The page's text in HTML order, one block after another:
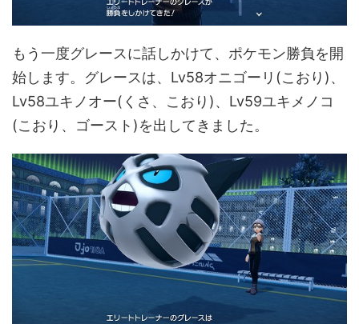
もう一度グレースに話しかけて、ポケモン勝負を開
始します。グレースは、Lv58オニゴーリ(こおり)、
Lv58ユキノオー(くさ、こおり)、Lv59ユキメノコ
(こおり、ゴースト)を出してきました。